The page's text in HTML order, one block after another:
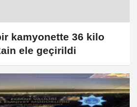
kamyonette 36 kilo
ele geçirildi